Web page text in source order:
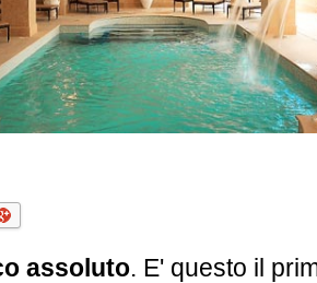
assoluto. E' questo il